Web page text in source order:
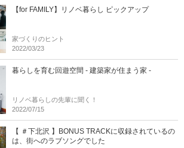
【for FAMILY】リノベ暮らし ピックアップ
家づくりのヒント
2022/03/23
暮らしを育む回遊空間 - 建築家が住まう家 -
リノベ暮らしの先輩に聞く！
2022/07/15
【 ＃下北沢 】BONUS TRACKに収録されているの
は、街へのラブソングでした